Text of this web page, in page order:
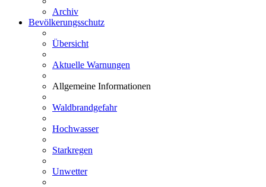
Archiv
Bevölkerungsschutz
Übersicht
Aktuelle Warnungen
Allgemeine Informationen
Waldbrandgefahr
Hochwasser
Starkregen
Unwetter